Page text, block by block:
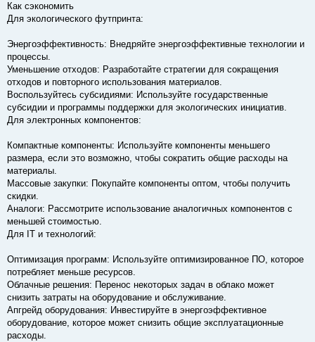
Как сэкономить
Для экологического футпринта:
Энергоэффективность: Внедряйте энергоэффективные технологии и
процессы.
Уменьшение отходов: Разработайте стратегии для сокращения
отходов и повторного использования материалов.
Воспользуйтесь субсидиями: Используйте государственные
субсидии и программы поддержки для экологических инициатив.
Для электронных компонентов:
Компактные компоненты: Используйте компоненты меньшего
размера, если это возможно, чтобы сократить общие расходы на
материалы.
Массовые закупки: Покупайте компоненты оптом, чтобы получить
скидки.
Аналоги: Рассмотрите использование аналогичных компонентов с
меньшей стоимостью.
Для IT и технологий:
Оптимизация программ: Используйте оптимизированное ПО, которое
потребляет меньше ресурсов.
Облачные решения: Перенос некоторых задач в облако может
снизить затраты на оборудование и обслуживание.
Апгрейд оборудования: Инвестируйте в энергоэффективное
оборудование, которое может снизить общие эксплуатационные
расходы.